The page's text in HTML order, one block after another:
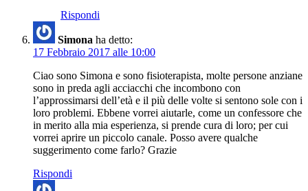
Rispondi
Simona ha detto:
17 Febbraio 2017 alle 10:00
Ciao sono Simona e sono fisioterapista, molte persone anziane
sono in preda agli acciacchi che incombono con
l’approssimarsi dell’età e il più delle volte si sentono sole con i
loro problemi. Ebbene vorrei aiutarle, come un confessore che
in merito alla mia esperienza, si prende cura di loro; per cui
vorrei aprire un piccolo canale. Posso avere qualche
suggerimento come farlo? Grazie
Rispondi